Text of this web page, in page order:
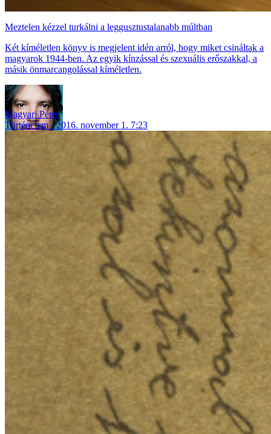
Meztelen kézzel turkálni a leggusztustalanabb múltban
Két kíméletlen könyv is megjelent idén arról, hogy miket csináltak a
magyarok 1944-ben. Az egyik kínzással és szexuális erőszakkal, a
másik önmarcangolással kíméletlen.
Magyari Péter
Történelem
2016. november 1. 7:23